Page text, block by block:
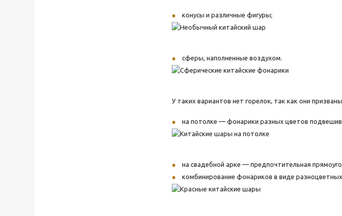
конусы и различные фигуры;
сферы, наполненные воздухом.
У таких вариантов нет горелок, так как они
на потолке — фонарики разных цветов
на свадебной арке — предпочтительная
комбинирование фонариков в виде